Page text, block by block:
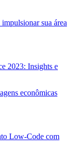
sua área
2023: Insights e
econômicas
Low-Code com